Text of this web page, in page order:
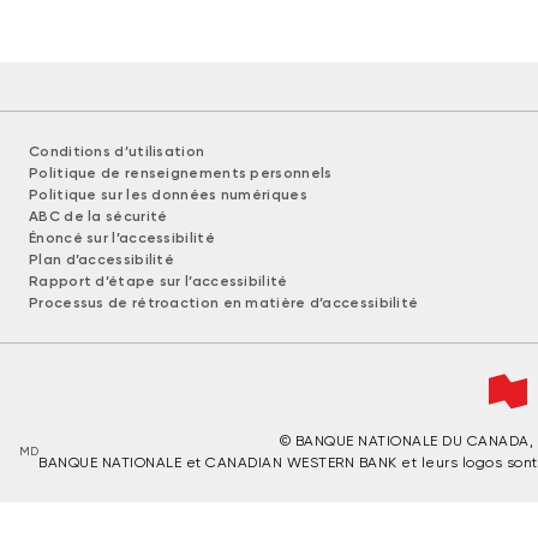
Conditions d’utilisation
Politique de renseignements personnels
Politique sur les données numériques
ABC de la sécurité
Énoncé sur l’accessibilité
Plan d’accessibilité
Rapport d’étape sur l’accessibilité
Processus de rétroaction en matière d’accessibilité
MD
BANQUE NATIONALE et CANADIAN WESTERN BANK et leurs